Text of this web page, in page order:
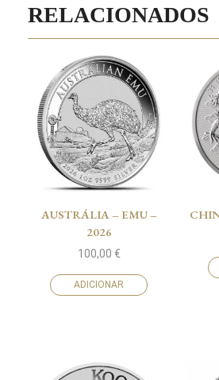
RELACIONADOS
AUSTRÁLIA – EMU –
2026
100,00 €
ADICIONAR